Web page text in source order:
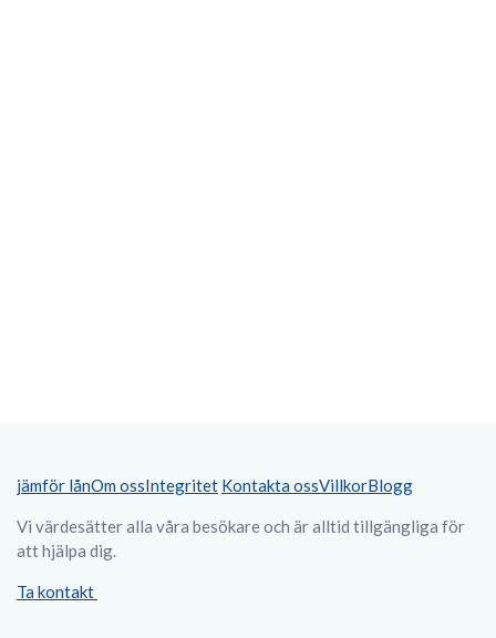
jämför lånOm ossIntegritet Kontakta ossVillkorBlogg
Vi värdesätter alla våra besökare och är alltid tillgängliga för
att hjälpa dig.
Ta kontakt